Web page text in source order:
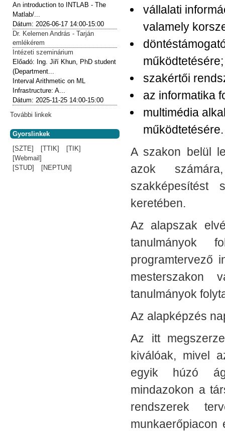
vállalati
valamely
működtetésére;
szakértői
az informatika
multimédia
működtetésére.
A szakon belül
azok
szakképesítést
keretében.
Az alapszak
tanulmányok
programtervező
mesterszakon
tanulmányok
Az alapképzés
Az itt
kiválóak, mivel
egyik húzó
mindazokon a
rendszerek
An introduction to INTLAB - The
Matlab/...
Dátum:2026-06-17 14:00-15:00
Dr. Kelemen András - Tarján
emlékérem
Intézeti szeminárium
Előadó: Ing. Jiří Khun, PhD student
(Department...
Interval Arithmetic on ML
Infrastructure: A...
Dátum:2025-11-25 14:00-15:00
További linkek
Gyorslinkek
[SZTE]
[TTIK]
[TIK]
[Webmail]
[STUD]
[NEPTUN]